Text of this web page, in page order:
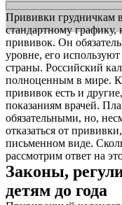
Прививки грудничкам
стандартному графику,
прививок. Он
уровне, его
страны. Российский
полноценным в мире.
прививок есть и
показаниям врачей.
обязательными, но,
отказаться от
письменном виде.
рассмотрим ответ на
Законы,
детям до года